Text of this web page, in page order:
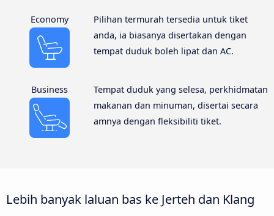
Economy
Pilihan termurah tersedia untuk tiket
anda, ia biasanya disertakan dengan
tempat duduk boleh lipat dan AC.
Business
Tempat duduk yang selesa, perkhidmatan
makanan dan minuman, disertai secara
amnya dengan fleksibiliti tiket.
Lebih banyak laluan bas ke Jerteh dan Klang